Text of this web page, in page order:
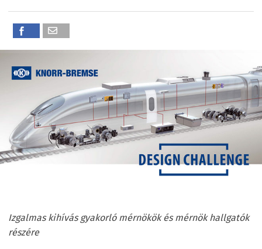
Izgalmas kihívás gyakorló mérnökök és mérnök hallgatók
részére